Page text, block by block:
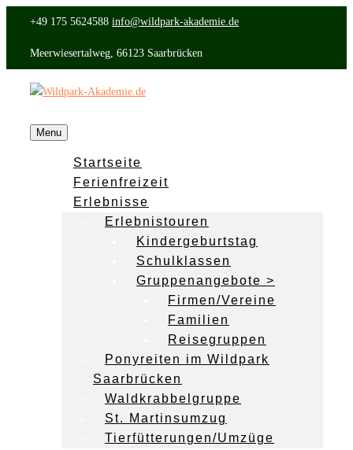
+49 175 5624588 info@wildpark-akademie.de
Meerwiesertalweg, 66123 Saarbrücken
Menu
Startseite
Ferienfreizeit
Erlebnisse
Erlebnistouren
Kindergeburtstag
Schulklassen
Gruppenangebote >
Firmen/Vereine
Familien
Reisegruppen
Ponyreiten im Wildpark
Saarbrücken
Waldkrabbelgruppe
St. Martinsumzug
Tierfütterungen/Umzüge